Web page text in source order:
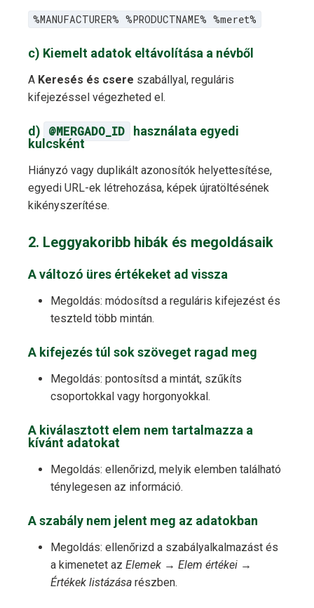
%MANUFACTURER% %PRODUCTNAME% %meret%
c) Kiemelt adatok eltávolítása a névből
A Keresés és csere szabállyal, reguláris
kifejezéssel végezheted el.
d) @MERGADO_ID
használata egyedi
kulcsként
Hiányzó vagy duplikált azonosítók helyettesítése,
egyedi URL-ek létrehozása, képek újratöltésének
kikényszerítése.
2. Leggyakoribb hibák és megoldásaik
A változó üres értékeket ad vissza
Megoldás: módosítsd a reguláris kifejezést és
teszteld több mintán.
A kifejezés túl sok szöveget ragad meg
Megoldás: pontosítsd a mintát, szűkíts
csoportokkal vagy horgonyokkal.
A kiválasztott elem nem tartalmazza a
kívánt adatokat
Megoldás: ellenőrizd, melyik elemben található
ténylegesen az információ.
A szabály nem jelent meg az adatokban
Megoldás: ellenőrizd a szabályalkalmazást és
a kimenetet az Elemek → Elem értékei →
Értékek listázása részben.